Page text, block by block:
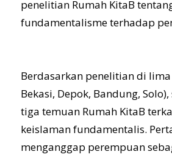
penelitian Rumah KitaB
fundamentalisme terhadap
Berdasarkan penelitian di lima
Bekasi, Depok, Bandung,
tiga temuan Rumah KitaB
keislaman fundamentalis.
menganggap perempuan